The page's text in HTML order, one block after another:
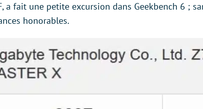
a fait une petite excursion dans Geekbench 6 ;
honorables.